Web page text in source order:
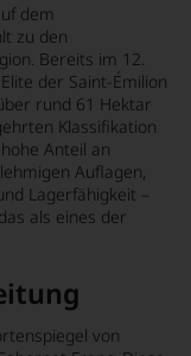
dem
zu den
Bereits im 12.
der Saint-Émilion
rund 61 Hektar
Klassifikation
Anteil an
Auflagen,
Lagerfähigkeit –
als eines der
von